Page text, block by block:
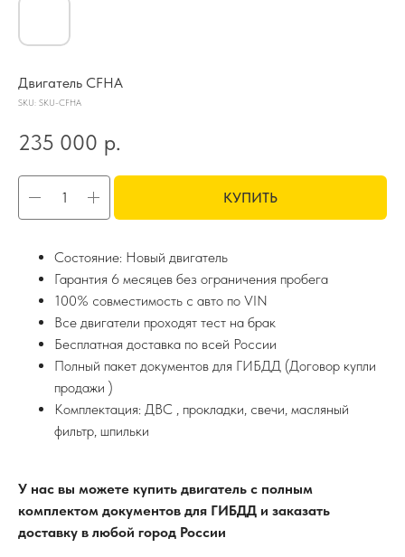
Двигатель CFHA
SKU: SKU-CFHA
235 000 р.
КУПИТЬ
Состояние: Новый двигатель
Гарантия 6 месяцев без ограничения пробега
100% совместимость с авто по VIN
Все двигатели проходят тест на брак
Бесплатная доставка по всей России
Полный пакет документов для ГИБДД (Договор купли
продажи )
Комплектация: ДВС , прокладки, свечи, масляный
фильтр, шпильки
У нас вы можете купить двигатель с полным
комплектом документов для ГИБДД и заказать
доставку в любой город России